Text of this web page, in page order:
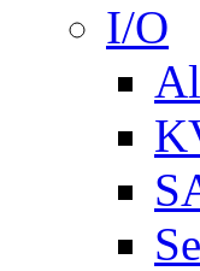
I/O